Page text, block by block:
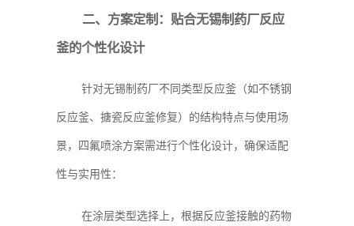
二、方案定制：贴合无锡制药厂反应
釜的个性化设计
针对无锡制药厂不同类型反应釜（如不锈钢
反应釜、搪瓷反应釜修复）的结构特点与使用场
景，四氟喷涂方案需进行个性化设计，确保适配
性与实用性：
在涂层类型选择上，根据反应釜接触的药物